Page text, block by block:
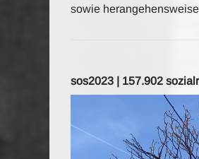
sowie
sos2023 | 157.902